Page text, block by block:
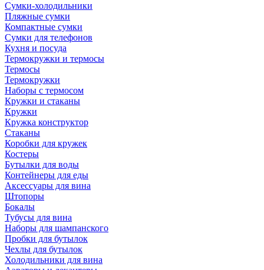
Сумки-холодильники
Пляжные сумки
Компактные сумки
Сумки для телефонов
Кухня и посуда
Термокружки и термосы
Термосы
Термокружки
Наборы с термосом
Кружки и стаканы
Кружки
Кружка конструктор
Стаканы
Коробки для кружек
Костеры
Бутылки для воды
Контейнеры для еды
Аксессуары для вина
Штопоры
Бокалы
Тубусы для вина
Наборы для шампанского
Пробки для бутылок
Чехлы для бутылок
Холодильники для вина